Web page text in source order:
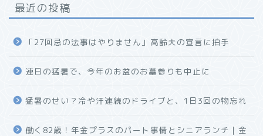
最近の投稿
「27回忌の法事はやりません」高齢夫の宣言に拍手
連日の猛暑で、今年のお盆のお墓参りも中止に
猛暑のせい？冷や汗連続のドライブと、1日3回の物忘れ
働く82歳！年金プラスのパート事情とシニアランチ｜金